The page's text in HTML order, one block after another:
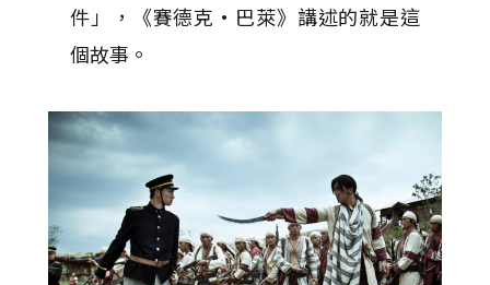
件」，《賽德克·巴萊》講述的就是這
個故事。